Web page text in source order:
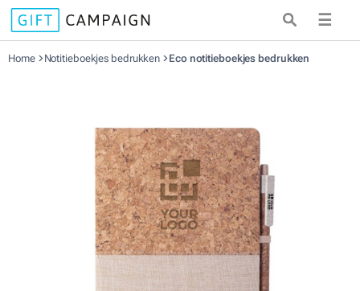
☰
Home Notitieboekjes bedrukken Eco notitieboekjes bedrukken